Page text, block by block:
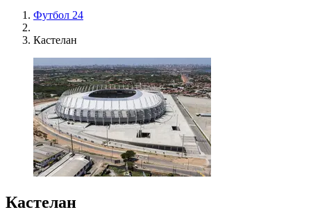
Футбол 24
Кастелан
Кастелан